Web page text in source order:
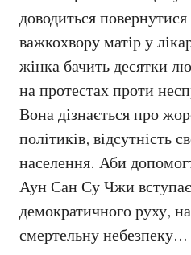
доводиться
важкохвору матір у
жінка бачить десятки
на протестах проти
Вона дізнається про
політиків, відсутність
населення. Аби
Аун Сан Су Чжи
демократичного руху,
смертельну небезпеку…